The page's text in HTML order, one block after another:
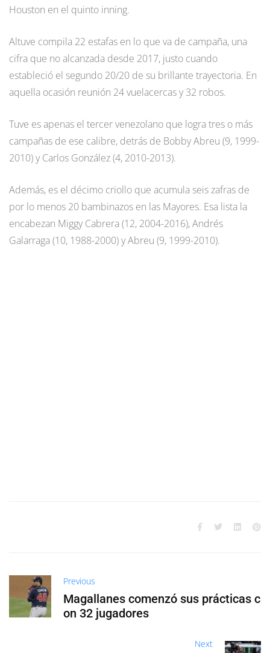
Houston en el quinto inning.
Altuve compila 22 estafas en lo que va de campaña, una
cifra que no alcanzada desde 2017, justo cuando
estableció el segundo 20/20 de su brillante trayectoria. En
aquella ocasión reunión 24 vuelacercas y 32 robos.
Tuve es apenas el tercer venezolano que logra tres o más
campañas de ese calibre, detrás de Bobby Abreu (9, 1999-
2010) y Carlos González (4, 2010-2013).
Además, es el décimo criollo que acumula seis zafras de
por lo menos 20 bambinazos en las Mayores. Esa lista la
encabezan Miggy Cabrera (12, 2004-2016), Andrés
Galarraga (10, 1988-2000) y Abreu (9, 1999-2010).
Previous
Magallanes comenzó sus prácticas c
on 32 jugadores
Next